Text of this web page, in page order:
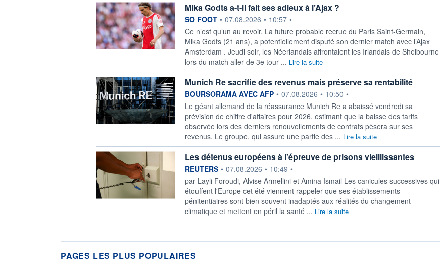
Mika Godts a-t-il fait ses adieux à l’Ajax ?
information fournie par
SO FOOT • 07.08.2026 • 10:57 •
Ce n’est qu’un au revoir. La future probable recrue du Paris Saint-Germain,
Mika Godts (21 ans), a potentiellement disputé son dernier match avec l’Ajax
Amsterdam . Jeudi soir, les Néerlandais affrontaient les Irlandais de Shelbourne
lors du match aller de 3e tour ... Lire la suite
Munich Re sacrifie des revenus mais préserve sa rentabilité
information fournie par
BOURSORAMA AVEC AFP • 07.08.2026 • 10:50 •
Le géant allemand de la réassurance Munich Re a abaissé vendredi sa
prévision de chiffre d'affaires pour 2026, estimant que la baisse des tarifs
observée lors des derniers renouvellements de contrats pèsera sur ses
revenus. Le groupe, qui assure une partie des ... Lire la suite
Les détenus européens à l'épreuve de prisons vieillissantes
information fournie par
REUTERS • 07.08.2026 • 10:49 •
par Layli Foroudi, Alvise Armellini et Amina Ismail Les canicules successives qui
étouffent l'Europe cet été viennent rappeler que ses établissements
pénitentiaires sont ‌bien souvent inadaptés aux réalités du changement
climatique et mettent en péril la santé ... Lire la suite
PAGES LES PLUS POPULAIRES